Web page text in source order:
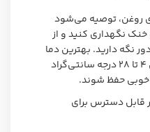
روغن، توصیه می‌شود
نگهداری کنید و از
نگه دارید. بهترین دما
برای نگهداری این روغن بین ۴ تا ۲۸ درجه سانتی‌گراد
خوبی حفظ شوند.
قابل دسترس برای